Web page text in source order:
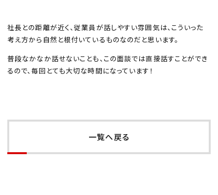
社長との距離が近く、従業員が話しやすい雰囲気は、こういった
考え方から自然と根付いているものなのだと思います。
普段なかなか話せないことも、この面談では直接話すことができ
るので、毎回とても大切な時間になっています！
一覧へ戻る